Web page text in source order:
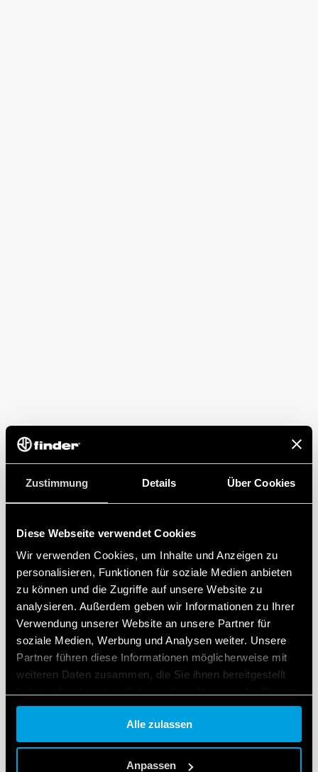
Zustimmung Details Über Cookies
Diese Webseite verwendet Cookies
Wir verwenden Cookies, um Inhalte und Anzeigen zu
personalisieren, Funktionen für soziale Medien anbieten
zu können und die Zugriffe auf unsere Website zu
analysieren. Außerdem geben wir Informationen zu Ihrer
Verwendung unserer Website an unsere Partner für
soziale Medien, Werbung und Analysen weiter. Unsere
Partner führen diese Informationen möglicherweise mit
weiteren Daten zusammen, die Sie ihnen bereitgestellt
gesammelt haben.
Cookie policy.
Alle zulassen
Anpassen